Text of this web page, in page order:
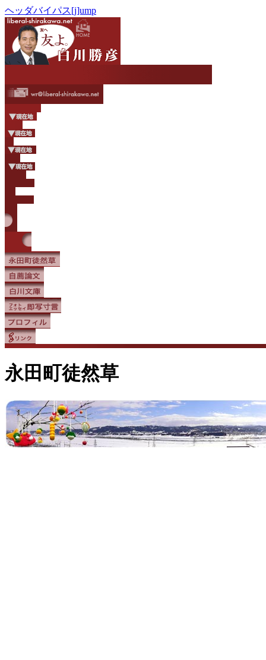
ヘッダバイパス[j]ump
永田町徒然草